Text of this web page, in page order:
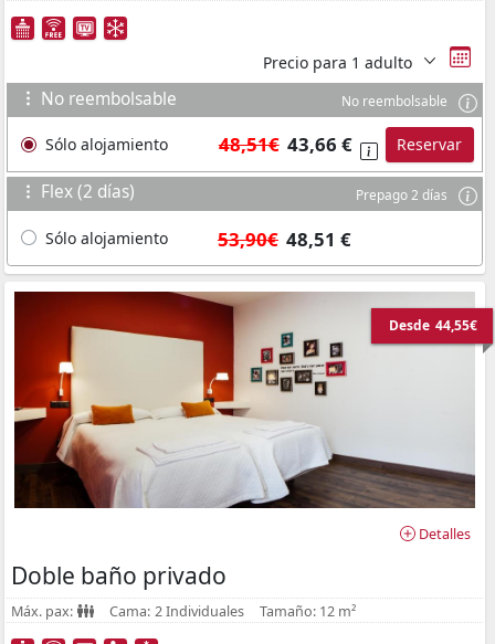
Precio para 1 adulto
No reembolsable No reembolsable
Sólo alojamiento 48,51€ 43,66 € Reservar
Flex (2 días) Prepago 2 días
Sólo alojamiento 53,90€ 48,51 €
Desde 44,55€
Detalles
Doble baño privado
Máx. pax: Cama: 2 Individuales Tamaño: 12 m²